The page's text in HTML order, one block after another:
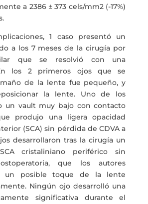
a 2386 ± 373 cels/mm2 (-17%)
1 caso presentó un
a los 7 meses de la cirugía por
que se resolvió con una
los 2 primeros ojos que se
de la lente fue pequeño, y
la lente. Uno de los
un vault muy bajo con contacto
produjo una ligera opacidad
(SCA) sin pérdida de CDVA a
desarrollaron tras la cirugía un
cristaliniano periférico sin
que los autores
un posible toque de la lente
Ningún ojo desarrolló una
significativa durante el